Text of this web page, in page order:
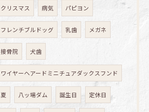
クリスマス 病気 パピヨン
フレンチブルドッグ 乳歯 メガネ
接骨院 犬歯
ワイヤーヘアードミニチュアダックスフンド
夏 八ッ場ダム 誕生日 定休日